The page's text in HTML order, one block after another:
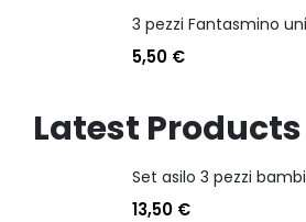
5,50 €
Latest Products
13,50 €